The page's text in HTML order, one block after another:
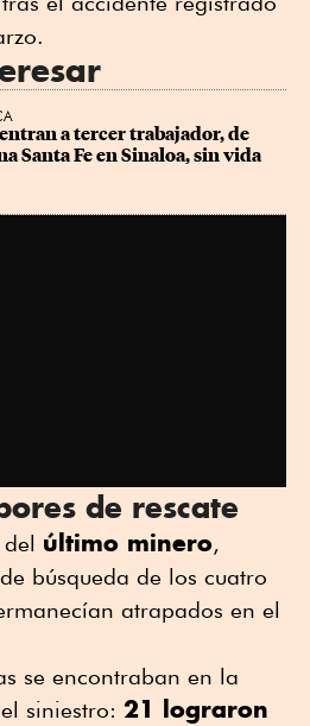
a tercer trabajador, de
Santa Fe en Sinaloa, sin vida
de rescate
último minero,
búsqueda de los cuatro
atrapados en el
se encontraban en la
siniestro: 21 lograron